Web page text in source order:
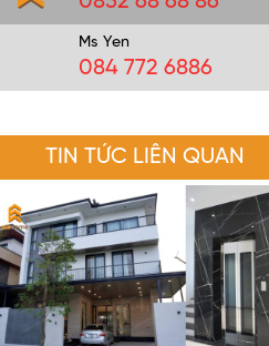
Ms Yen
084 772 6886
TIN TỨC LIÊN QUAN